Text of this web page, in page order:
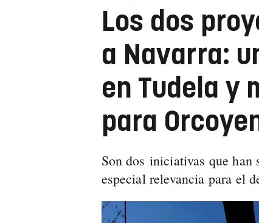
Los dos
a Navarra:
en Tudela y
para
Son dos iniciativas que han
especial relevancia para el